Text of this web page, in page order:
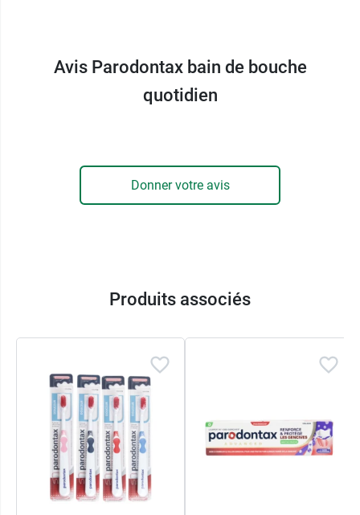
Avis Parodontax bain de bouche
quotidien
Donner votre avis
Produits associés